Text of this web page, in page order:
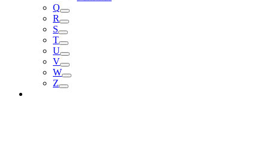
Q
R
S
T
U
V
W
Z